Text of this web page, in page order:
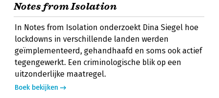
Notes from Isolation
In Notes from Isolation onderzoekt Dina Siegel hoe
lockdowns in verschillende landen werden
geïmplementeerd, gehandhaafd en soms ook actief
tegengewerkt. Een criminologische blik op een
uitzonderlijke maatregel.
Boek bekijken